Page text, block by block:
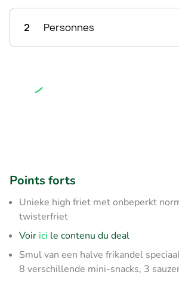
2 Personnes
Points forts
Unieke high friet met onbeperkt
twisterfriet
Voir ici le contenu du deal
Smul van een halve frikandel
8 verschillende mini-snacks, 3